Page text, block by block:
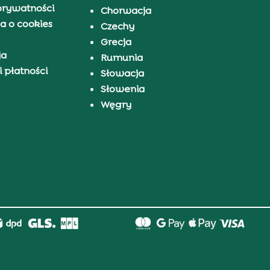
o cookies
płatności
Chorwacja
Czechy
Grecja
Rumunia
Słowacja
Słowenia
Węgry